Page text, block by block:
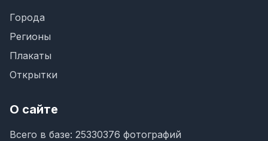
Города
Регионы
Плакаты
Открытки
О сайте
Всего в базе: 25330376 фотографий